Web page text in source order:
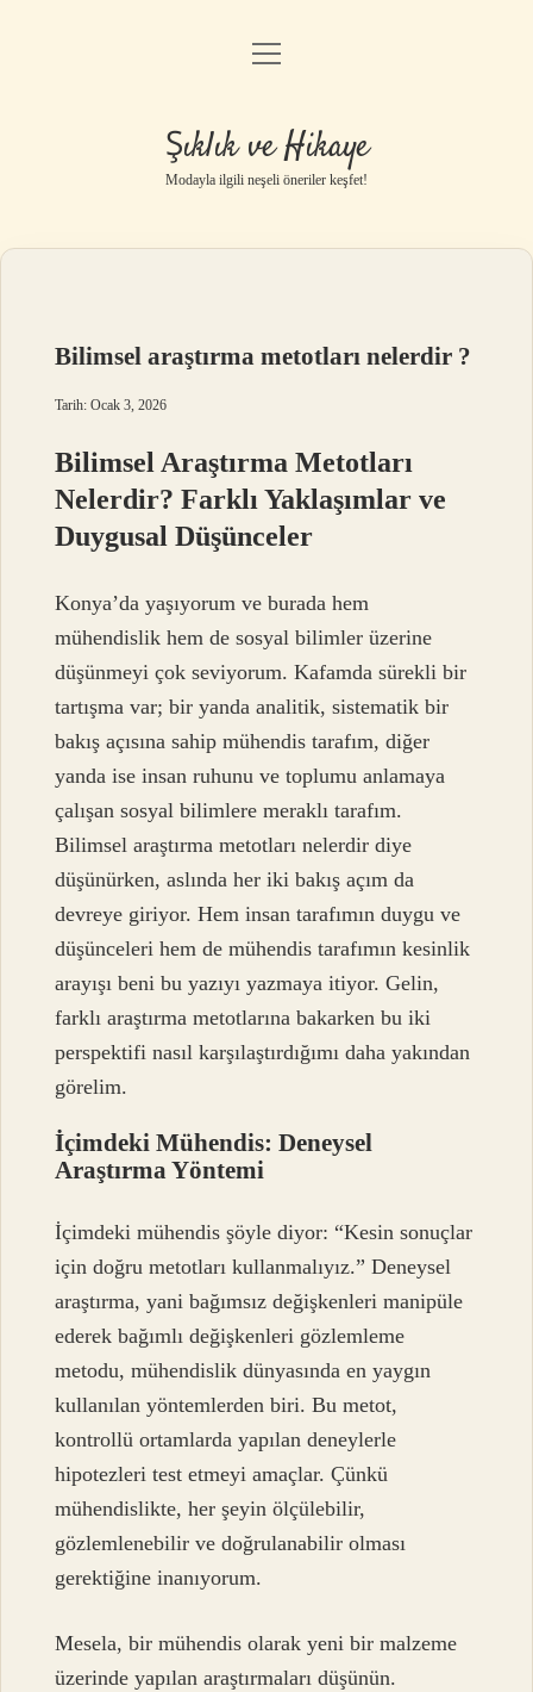
Gizlilik Politikası
Yasal Uyarı
menüyü
Şıklık ve Hikaye
Modayla ilgili neşeli öneriler keşfet!
Bilimsel araştırma metotları nelerdir ?
Tarih: Ocak 3, 2026
Bilimsel Araştırma Metotları
Nelerdir? Farklı Yaklaşımlar ve
Duygusal Düşünceler
Konya’da yaşıyorum ve burada hem
mühendislik hem de sosyal bilimler üzerine
düşünmeyi çok seviyorum. Kafamda sürekli bir
tartışma var; bir yanda analitik, sistematik bir
bakış açısına sahip mühendis tarafım, diğer
yanda ise insan ruhunu ve toplumu anlamaya
çalışan sosyal bilimlere meraklı tarafım.
Bilimsel araştırma metotları nelerdir diye
düşünürken, aslında her iki bakış açım da
devreye giriyor. Hem insan tarafımın duygu ve
düşünceleri hem de mühendis tarafımın kesinlik
arayışı beni bu yazıyı yazmaya itiyor. Gelin,
farklı araştırma metotlarına bakarken bu iki
perspektifi nasıl karşılaştırdığımı daha yakından
görelim.
İçimdeki Mühendis: Deneysel
Araştırma Yöntemi
İçimdeki mühendis şöyle diyor: “Kesin sonuçlar
için doğru metotları kullanmalıyız.” Deneysel
araştırma, yani bağımsız değişkenleri manipüle
ederek bağımlı değişkenleri gözlemleme
metodu, mühendislik dünyasında en yaygın
kullanılan yöntemlerden biri. Bu metot,
kontrollü ortamlarda yapılan deneylerle
hipotezleri test etmeyi amaçlar. Çünkü
mühendislikte, her şeyin ölçülebilir,
gözlemlenebilir ve doğrulanabilir olması
gerektiğine inanıyorum.
Mesela, bir mühendis olarak yeni bir malzeme
üzerinde yapılan araştırmaları düşünün.